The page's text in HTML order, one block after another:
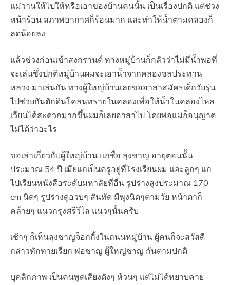
แม่วานให้ไปให้หรือเอาของบ้านคนนั้น เป็นเรื่องปกติ แต่ช่วง
หน้าร้อน สภาพอากาศก็ร้อนมาก และทำให้น้ำตามคลองก็
ลดน้อยลง
แล้วช่วงก่อนเข้าสงกรานต์ ทางหมู่บ้านก็กลัวว่าไม่มีน้ำพอที่
จะเล่นซึ่งปกติหมู่บ้านผมจะเอาน้ำจากคลองชลประทาน
หลวง มาเล่นกัน ทางผู้ใหญ่บ้านเลยขออาสาสมัครเด็กวัยรุ่น
ไปช่วยกันตักดินโคลนทรายในคลองเพื่อให้น้ำในคลองไหล
เวียนได้สะดวกมากขึ้นผมก็เลยอาสาไป โดยพ่อแม่ก็อนุญาต
ไม่ได้ว่าอะไร
ขอเล่าเกี่ยวกับผู้ใหญ่บ้าน แกชื่อ ลุงชาญ อายุตอนนั้น
ประมาณ 54 ปี เมียแกเป็นครูอยู่ที่โรงเรียนผม และลูกๆ แก
ไปเรียนหนังสือระดับมหาลัยที่อื่น รูปร่างสูงประมาณ 170
cm นิดๆ รูปร่างดูอวบๆ สันทัด มีพุงนิดๆตามวัย หน้าตาก็
คล้ายๆ แนวกรุงศรีวิไล แนวๆนั้นครับ
เช้าๆ ก็เห็นลุงชาญจ็อกกิ้งในถนนหมู่บ้าน ผู้คนก็จะสวัสดี
กล่าวทักทายเรียก พ่อชาญ ผู้ใหญ่ชาญ กันตามปกติ
บุคลิกภาพ เป็นคนพูดเสียงดังๆ ห้วนๆ แต่ไม่ได้หยาบคาย